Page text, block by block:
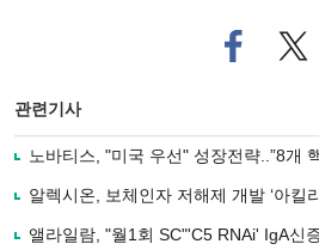
페
이
로
기
사
유
트위
터로
관련기사
노바티스, "미국 우선" 성장전략..”8개
알렉시온, 보체인자 저해제 개발 ‘아킬
앨라일람, "월1회 SC"'C5 RNAi' IgA신